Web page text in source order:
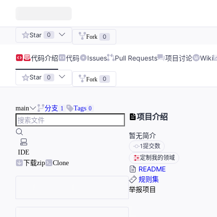
Star 0 Fork 0
代码介绍 代码 Issues Pull Requests 项目讨论 Wiki
Star 0 Fork 0
main 分支 1 Tags 0
IDE
下载zip
Clone
项目介绍
暂无简介
1提交数
定制我的领域
README
规则集
举报项目